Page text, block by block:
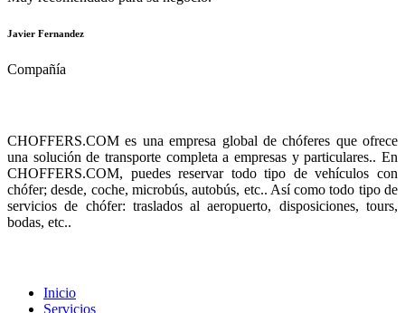
Javier Fernandez
Compañía
CHOFFERS.COM es una empresa global de chóferes que ofrece
una solución de transporte completa a empresas y particulares.. En
CHOFFERS.COM, puedes reservar todo tipo de vehículos con
chófer; desde, coche, microbús, autobús, etc.. Así como todo tipo de
servicios de chófer: traslados al aeropuerto, disposiciones, tours,
bodas, etc..
Inicio
Servicios